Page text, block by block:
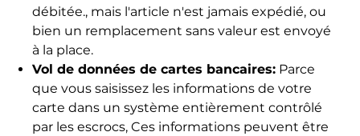
débitée., mais l'article n'est jamais expédié, ou
bien un remplacement sans valeur est envoyé
à la place.
Vol de données de cartes bancaires:Parce
que vous saisissez les informations de votre
carte dans un système entièrement contrôlé
par les escrocs, Ces informations peuvent être